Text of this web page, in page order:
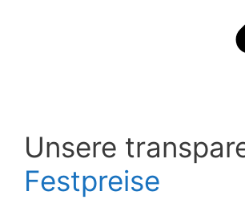
Unsere
Festpreise